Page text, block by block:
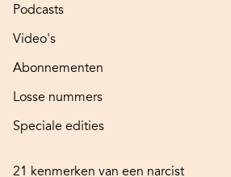
Podcasts
Video's
Abonnementen
Losse nummers
Speciale edities
21 kenmerken van een narcist